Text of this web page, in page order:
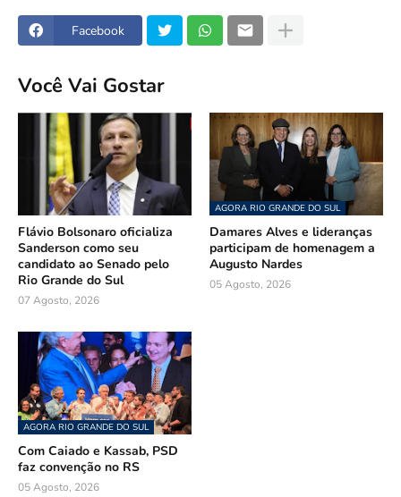
Facebook
Você Vai Gostar
Flávio Bolsonaro oficializa
Sanderson como seu
candidato ao Senado pelo
Rio Grande do Sul
07 Agosto, 2026
AGORA RIO GRANDE DO SUL
Damares Alves e lideranças
participam de homenagem a
Augusto Nardes
05 Agosto, 2026
AGORA RIO GRANDE DO SUL
Com Caiado e Kassab, PSD
faz convenção no RS
05 Agosto, 2026